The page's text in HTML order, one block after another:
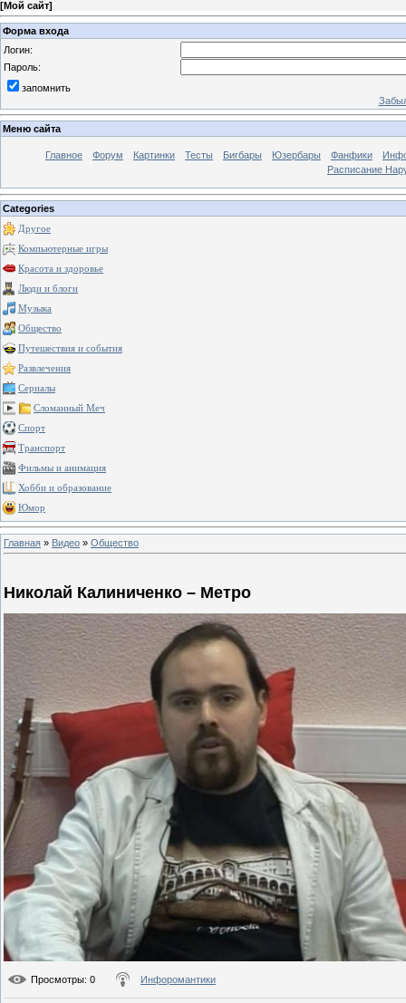
[Мой сайт]
Форма входа
Логин:
Пароль:
запомнить
Меню сайта
Главное Форум Картинки Тесты Бигбары Юзербары Фанфики
Расписание
Categories
Другое
Компьютерные игры
Красота и здоровье
Люди и блоги
Музыка
Общество
Путешествия и события
Развлечения
Сериалы
Сломанный Меч
Спорт
Транспорт
Фильмы и анимация
Хобби и образование
Юмор
Главная » Видео » Общество
Николай Калиниченко – Метро
Просмотры: 0 Инфоромантики